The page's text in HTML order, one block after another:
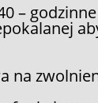
–
na